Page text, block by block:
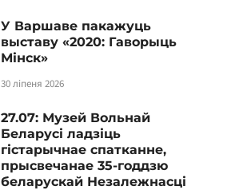
У Варшаве пакажуць
выставу «2020: Гаворыць
Мінск»
30 ліпеня 2026
27.07: Музей Вольнай
Беларусі ладзіць
гістарычнае спатканне,
прысвечанае 35-годдзю
беларускай Незалежнасці